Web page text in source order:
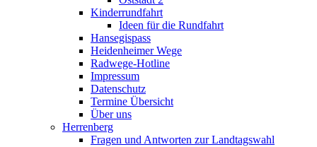
Kinderrundfahrt
Ideen für die Rundfahrt
Hansegispass
Heidenheimer Wege
Radwege-Hotline
Impressum
Datenschutz
Termine Übersicht
Über uns
Herrenberg
Fragen und Antworten zur Landtagswahl